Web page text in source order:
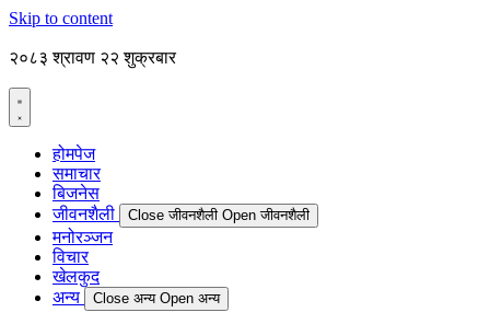
Skip to content
२०८३ श्रावण २२ शुक्रबार
होमपेज
समाचार
बिजनेस
जीवनशैली
Close जीवनशैली Open जीवनशैली
मनोरञ्जन
विचार
खेलकुद
अन्य
Close अन्य Open अन्य